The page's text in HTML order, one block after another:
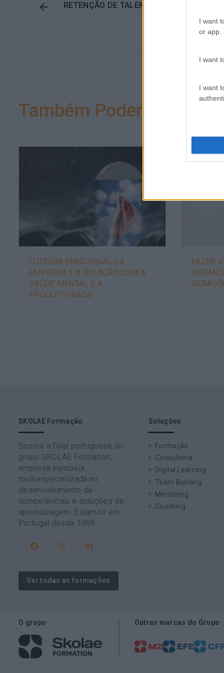
I want
or app.
I want
I want
RETENÇÃO DE TALENTO – O OPERADOR NO
Também Poderá Gostar
CULTURA EMOCIONAL DA
EMPRESA E A RELAÇÃO COM A
SAÚDE MENTAL E A
PRODUTIVIDADE
FAZER
SKOLAE Formação
Somos a filial portuguesa do
grupo SKOLAE Formation,
empresa europeia
multiespecializada no
desenvolvimento de
competências e soluções de
aprendizagem. Estamos em
Portugal desde 1998.
Ver todas as formações
Soluções
Formação
Consultoria
Digital Learning
Team Building
Mentoring
Coaching
O grupo Outras marcas do Grupo